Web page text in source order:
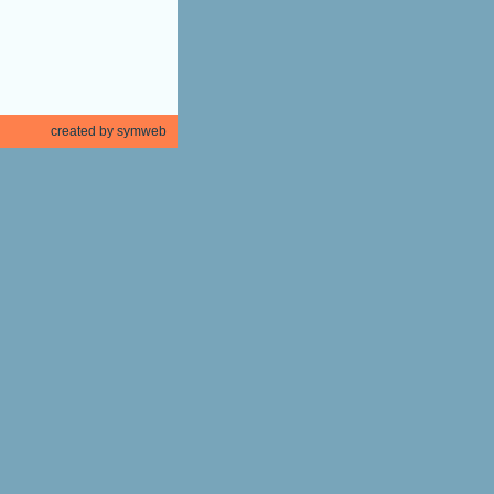
created by symweb